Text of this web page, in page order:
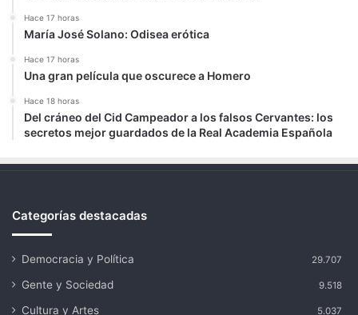
Hace 17 horas
María José Solano: Odisea erótica
Hace 17 horas
Una gran película que oscurece a Homero
Hace 18 horas
Del cráneo del Cid Campeador a los falsos Cervantes: los
secretos mejor guardados de la Real Academia Española
Categorías destacadas
Democracia y Política 29.707
Gente y Sociedad 9.518
Cultura y Artes 5.037